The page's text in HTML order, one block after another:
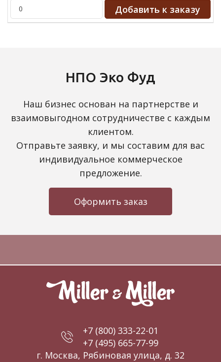
НПО Эко Фуд
Наш бизнес основан на партнерстве и
взаимовыгодном сотрудничестве с каждым
клиентом.
Отправьте заявку, и мы составим для вас
индивидуальное коммерческое
предложение.
Оформить заказ
+7 (800) 333-22-01
+7 (495) 665-77-99
г. Москва, Рябиновая улица, д. 32